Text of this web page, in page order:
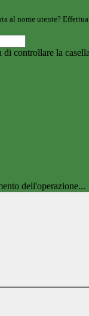
al nome utente?
controllare la
dell'operazione...